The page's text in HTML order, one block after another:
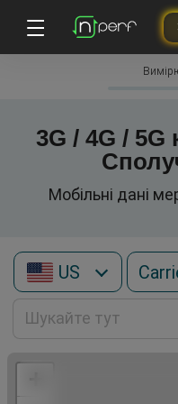
3G / 4G / 5G
Мобільні дані
US